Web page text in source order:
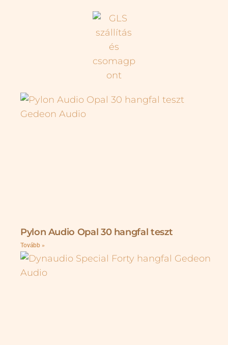
Pylon Audio Opal 30 hangfal teszt
Tovább »